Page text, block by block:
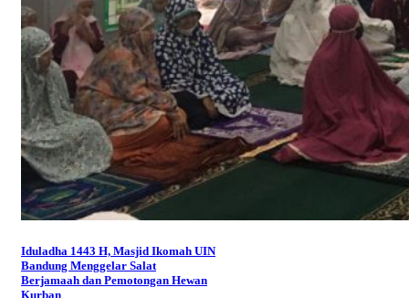
Iduladha 1443 H, Masjid Ikomah UIN
Bandung Menggelar Salat
Berjamaah dan Pemotongan Hewan
Kurban